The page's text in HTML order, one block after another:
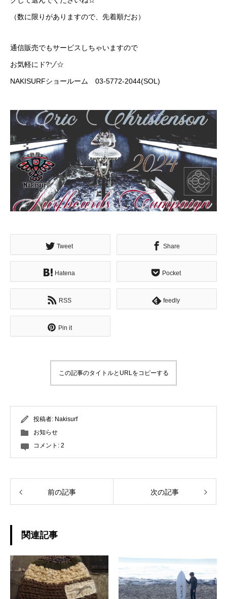
（数に限りがありますので、先着順だお）
通信販売でもサービスしちゃいますので
お気軽にド?ゾ☆
NAKISURFショールーム 03-5772-2044(SOL)
Tweet Share
Hatena Pocket
RSS feedly
Pin it
この記事のタイトルとURLをコピーする
投稿者: Nakisurf
お知らせ
コメント: 2
前の記事 次の記事
関連記事